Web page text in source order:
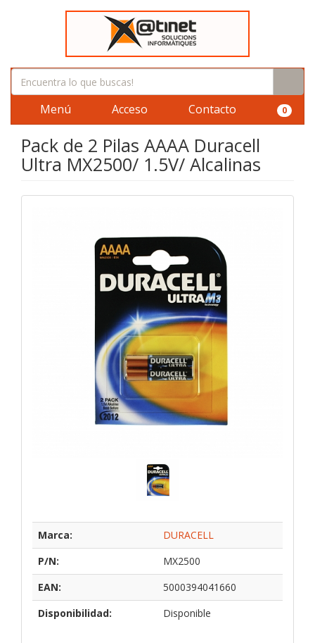
Menú Acceso Contacto 0
Pack de 2 Pilas AAAA Duracell
Ultra MX2500/ 1.5V/ Alcalinas
Marca:
DURACELL
P/N:
MX2500
EAN:
5000394041660
Disponibilidad:
Disponible